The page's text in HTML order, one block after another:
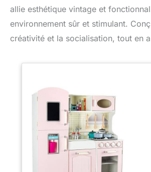
allie esthétique vintage et
environnement sûr et stimulant.
créativité et la socialisation, tout en